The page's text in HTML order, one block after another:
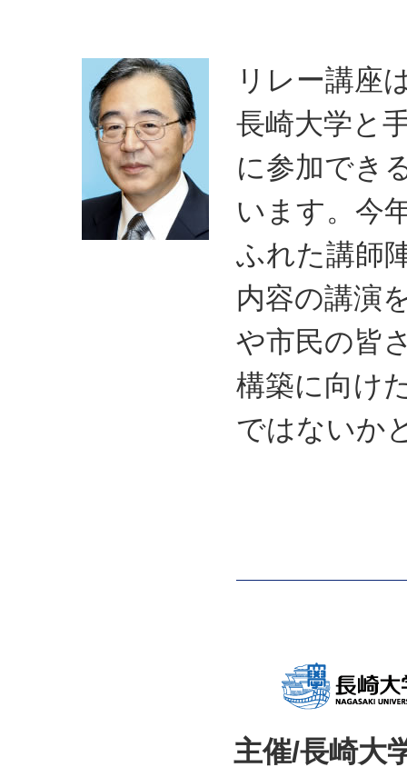
リレー講座
長崎大学と
に参加でき
います。今
ふれた講師
内容の講演
や市民の皆
構築に向け
ではないか
主催/長崎大